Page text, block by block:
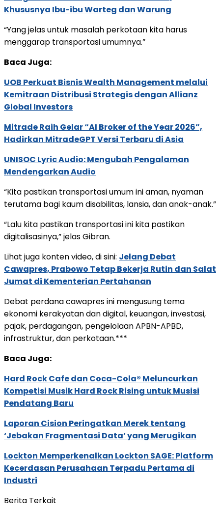
Khususnya Ibu-ibu Warteg dan Warung
“Yang jelas untuk masalah perkotaan kita harus
menggarap transportasi umumnya.”
Baca Juga:
UOB Perkuat Bisnis Wealth Management melalui
Kemitraan Distribusi Strategis dengan Allianz
Global Investors
Mitrade Raih Gelar “AI Broker of the Year 2026”,
Hadirkan MitradeGPT Versi Terbaru di Asia
UNISOC Lyric Audio: Mengubah Pengalaman
Mendengarkan Audio
“Kita pastikan transportasi umum ini aman, nyaman
terutama bagi kaum disabilitas, lansia, dan anak-anak.”
“Lalu kita pastikan transportasi ini kita pastikan
digitalisasinya,” jelas Gibran.
Lihat juga konten video, di sini: Jelang Debat
Cawapres, Prabowo Tetap Bekerja Rutin dan Salat
Jumat di Kementerian Pertahanan
Debat perdana cawapres ini mengusung tema
ekonomi kerakyatan dan digital, keuangan, investasi,
pajak, perdagangan, pengelolaan APBN-APBD,
infrastruktur, dan perkotaan.***
Baca Juga:
Hard Rock Cafe dan Coca-Cola® Meluncurkan
Kompetisi Musik Hard Rock Rising untuk Musisi
Pendatang Baru
Laporan Cision Peringatkan Merek tentang
‘Jebakan Fragmentasi Data’ yang Merugikan
Lockton Memperkenalkan Lockton SAGE: Platform
Kecerdasan Perusahaan Terpadu Pertama di
Industri
Berita Terkait